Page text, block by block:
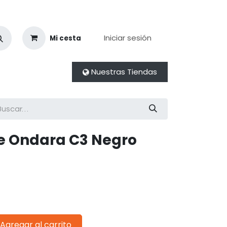
Mi cesta Iniciar sesión
Nuestras Tiendas
C3 Negro